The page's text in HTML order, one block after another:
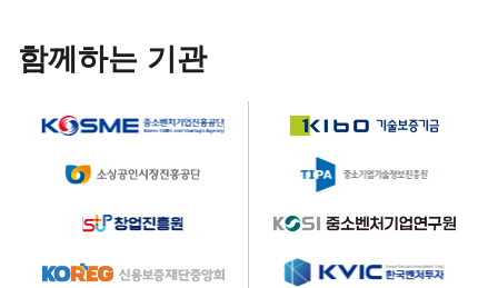
함께하는 기관